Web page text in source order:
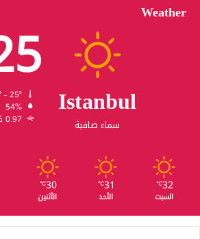
Weather
Istanbul
سماء صافية
54%
0.97 كيلومتر/ساعة
32
℃
السبت
31
℃
الأحد
30
℃
الأثنين